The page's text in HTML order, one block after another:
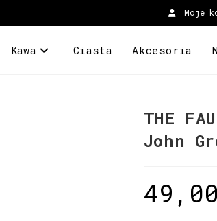
Moje
Kawa Ciasta Akcesoria
THE
John